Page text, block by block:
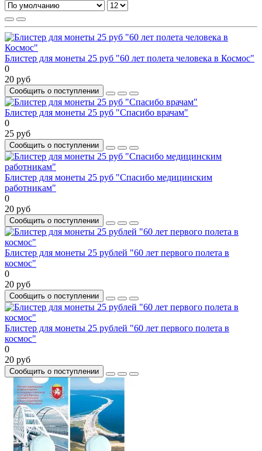
Блистер для монеты 25 руб "60 лет полета человека в Космос"
0
20 руб
Сообщить о поступлении
Блистер для монеты 25 руб "Спасибо врачам"
0
25 руб
Сообщить о поступлении
Блистер для монеты 25 руб "Спасибо медицинским
работникам"
0
20 руб
Сообщить о поступлении
Блистер для монеты 25 рублей "60 лет первого полета в
космос"
0
20 руб
Сообщить о поступлении
Блистер для монеты 25 рублей "60 лет первого полета в
космос"
0
20 руб
Сообщить о поступлении